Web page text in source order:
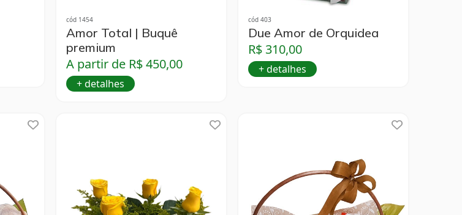
cód 1454
Amor Total | Buquê
premium
A partir de R$ 450,00
+ detalhes
cód 403
Due Amor de Orquidea
R$ 310,00
+ detalhes